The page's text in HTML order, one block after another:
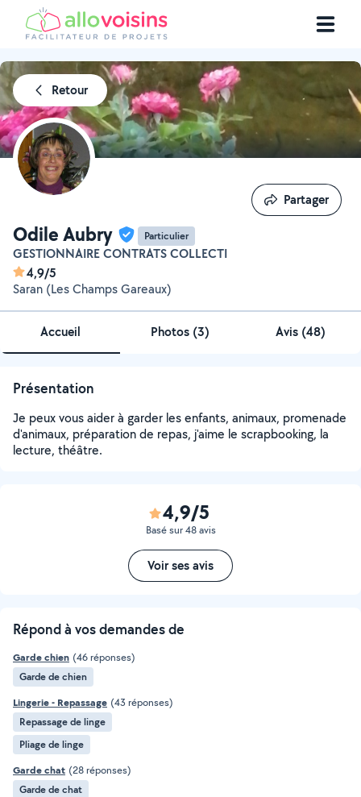
Retour
Odile Aubry Particulier
GESTIONNAIRE CONTRATS COLLECTI
4,9/5
Saran (Les Champs Gareaux)
Partager
Partager
Accueil Photos (3) Avis (48)
Présentation
Je peux vous aider à garder les enfants, animaux, promenade
d'animaux, préparation de repas, j'aime le scrapbooking, la
lecture, théâtre.
4,9/5
Basé sur 48 avis
Voir ses avis
Répond à vos demandes de
Garde chien (46 réponses)
Garde de chien
Lingerie - Repassage (43 réponses)
Repassage de linge
Pliage de linge
Garde chat (28 réponses)
Garde de chat